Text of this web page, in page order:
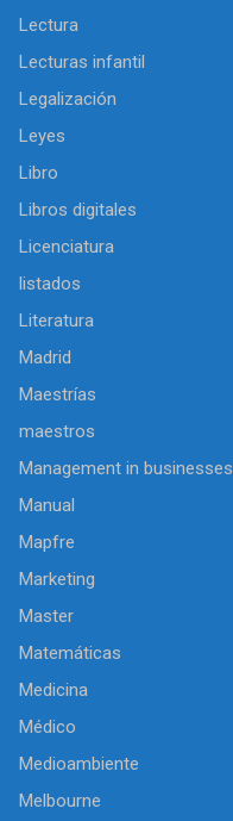
Lectura
Lecturas infantil
Legalización
Leyes
Libro
Libros digitales
Licenciatura
listados
Literatura
Madrid
Maestrías
maestros
Management in businesses
Manual
Mapfre
Marketing
Master
Matemáticas
Medicina
Médico
Medioambiente
Melbourne